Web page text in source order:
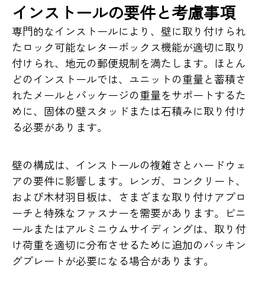
インストールの要件と考慮事項
専門的なインストールにより、壁に取り付けられ
たロック可能なレターボックス機能が適切に取り
付けられ、地元の郵便規制を満たします。ほとん
どのインストールでは、ユニットの重量と蓄積さ
れたメールとパッケージの重量をサポートするた
めに、固体の壁スタッドまたは石積みに取り付け
る必要があります。
壁の構成は、インストールの複雑さとハードウェ
アの要件に影響します。レンガ、コンクリート、
および木材羽目板は、さまざまな取り付けアプロ
ーチと特殊なファスナーを需要があります。ビニ
ールまたはアルミニウムサイディングは、取り付
け荷重を適切に分布させるために追加のバッキン
グプレートが必要になる場合があります。